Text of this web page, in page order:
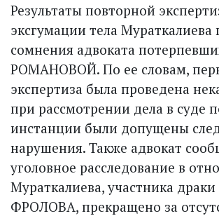
Результаты повторной
эксгумации тела Мураткалиева
сомнения адвоката
РОМАНОВОЙ. По ее словам,
экспертиза была проведена
при рассмотрении дела в суде
инстанции были допущены
нарушения. Также адвокат
уголовное расследование в
Мураткалиева, участника
ФРОЛОВА, прекращено за